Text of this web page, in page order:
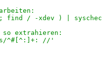
; find / -xdev ) |
extrahieren:
^#[^:]+: //'